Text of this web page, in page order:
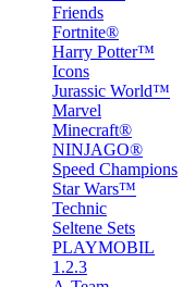
Friends
Fortnite®
Harry Potter™
Icons
Jurassic World™
Marvel
Minecraft®
NINJAGO®
Speed Champions
Star Wars™
Technic
Seltene Sets
PLAYMOBIL
1.2.3